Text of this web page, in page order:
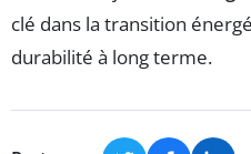
clé dans la transition
durabilité à long terme.